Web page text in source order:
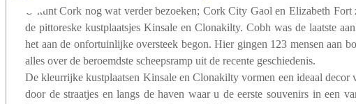
U kunt Cork nog wat verder bezoeken; Cork City Gaol en Elizabeth
de pittoreske kustplaatsjes Kinsale en Clonakilty. Cobh was de laatste
het aan de onfortuinlijke oversteek begon. Hier gingen 123 mensen aan
alles over de beroemdste scheepsramp uit de recente geschiedenis.
De kleurrijke kustplaatsen Kinsale en Clonakilty vormen een ideaal decor
door de straatjes en langs de haven waar u de eerste souvenirs in een